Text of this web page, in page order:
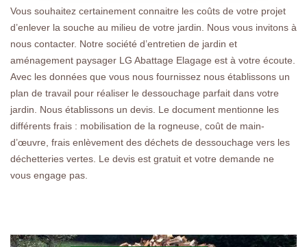
Vous souhaitez certainement connaitre les coûts de votre projet
d’enlever la souche au milieu de votre jardin. Nous vous invitons à
nous contacter. Notre société d’entretien de jardin et
aménagement paysager LG Abattage Elagage est à votre écoute.
Avec les données que vous nous fournissez nous établissons un
plan de travail pour réaliser le dessouchage parfait dans votre
jardin. Nous établissons un devis. Le document mentionne les
différents frais : mobilisation de la rogneuse, coût de main-
d’œuvre, frais enlèvement des déchets de dessouchage vers les
déchetteries vertes. Le devis est gratuit et votre demande ne
vous engage pas.